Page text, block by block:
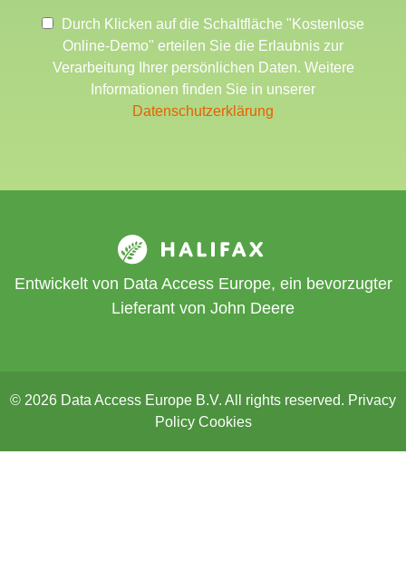
Durch Klicken auf die Schaltfläche "Kostenlose
Online-Demo" erteilen Sie die Erlaubnis zur
Verarbeitung Ihrer persönlichen Daten. Weitere
Informationen finden Sie in unserer
Datenschutzerklärung
Entwickelt von Data Access Europe, ein bevorzugter
Lieferant von John Deere
© 2026 Data Access Europe B.V. All rights reserved. Privacy
Policy Cookies